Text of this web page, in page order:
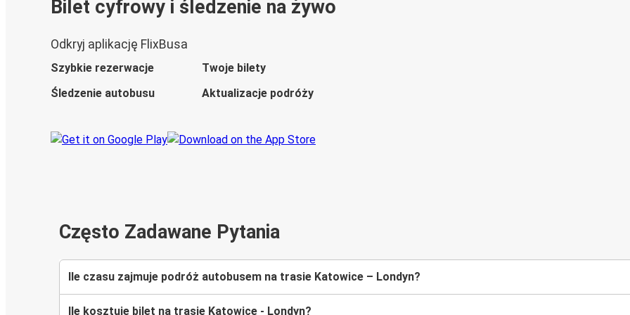
Bilet cyfrowy i śledzenie na żywo
Odkryj aplikację FlixBusa
Szybkie rezerwacje
Twoje bilety
Śledzenie autobusu
Aktualizacje podróży
Często Zadawane Pytania
Ile czasu zajmuje podróż autobusem na trasie Katowice – Londyn?
Ile kosztuje bilet na trasie Katowice - Londyn?